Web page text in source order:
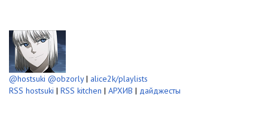
@hostsuki @obzorly| alice2k/playlists
RSS hostsuki | RSS kitchen | АРХИВ | дайджесты